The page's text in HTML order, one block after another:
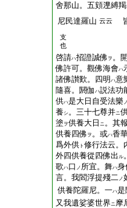
舍那山。五頞𣵀縛
尼民達羅山 云云
支
也
啓請ハ招證誠佛 ヲ 。
佛許可。觀佛海會ハ
諸佛讃歎。四明 ハ意
隨喜。閼伽 ハ説法功
供ハ是大日自受法樂
養シ。三十七尊并ニ
塗ヲ供養大日 ニ。其
供養四佛 ヲ 。或ハ香
爲外供 ト 修行法云。
外四供養從四佛出 ル
歌ハ口 ノ 所宜。舞ハ身
言。我閻浮提殘二ノ
供養陀羅尼。一ハ是
又我遺娑婆世界ニ摩